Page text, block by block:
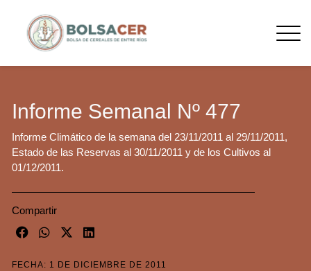
Informe Semanal Nº 477
Informe Climático de la semana del 23/11/2011 al 29/11/2011,
Estado de las Reservas al 30/11/2011 y de los Cultivos al
01/12/2011.
Compartir
FECHA: 1 DE DICIEMBRE DE 2011